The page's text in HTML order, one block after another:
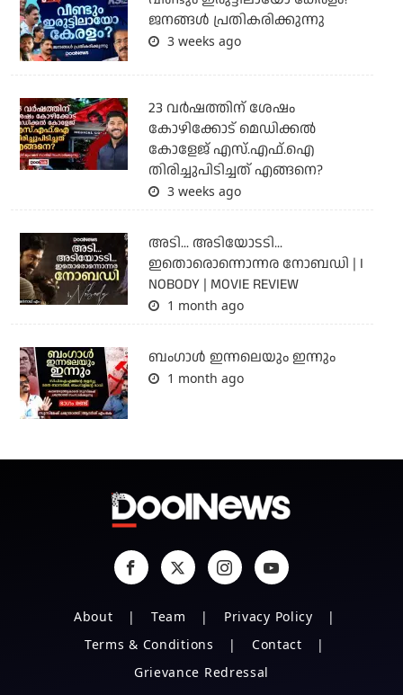
ജനങ്ങൾ പ്രതികരിക്കുന്നു
3 weeks ago
23 വർഷത്തിന് ശേഷം
കോഴിക്കോട് മെഡിക്കൽ
കോളേജ് എസ്.എഫ്.ഐ
തിരിച്ചുപിടിച്ചത് എങ്ങനെ?
3 weeks ago
അടി... അടിയോടടി...
ഇതൊരൊന്നൊന്നര നോബഡി | I
NOBODY | MOVIE REVIEW
1 month ago
ബംഗാള്‍ ഇന്നലെയും ഇന്നും
1 month ago
About Team
Privacy Policy
Terms & Conditions
Contact
Grievance Redressal